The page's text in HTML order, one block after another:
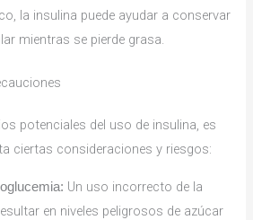
la insulina puede ayudar a conservar
mientras se pierde grasa.
potenciales del uso de insulina, es
ciertas consideraciones y riesgos:
Un uso incorrecto de la
en niveles peligrosos de azúcar